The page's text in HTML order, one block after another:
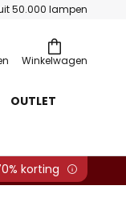
50.000 lampen
Winkelwagen
OUTLET
korting